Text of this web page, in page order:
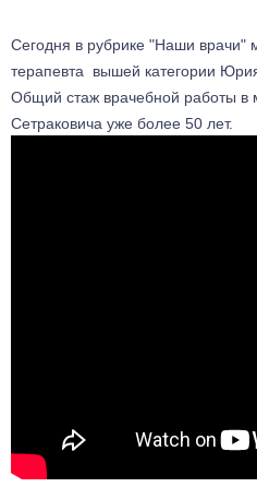
Сегодня в рубрике "Наши врачи"
терапевта  вышей категории
Общий стаж врачебной работы в
Сетраковича уже более 50 лет.